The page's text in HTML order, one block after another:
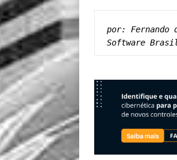
por: Fernando
Software Brasil